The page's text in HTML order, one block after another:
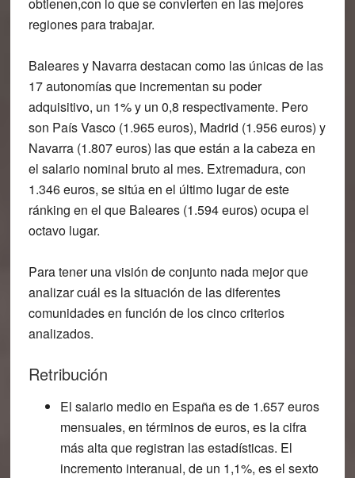
regiones para trabajar.
Baleares y Navarra destacan como las únicas de las
17 autonomías que incrementan su poder
adquisitivo, un 1% y un 0,8 respectivamente. Pero
son País Vasco (1.965 euros), Madrid (1.956 euros) y
Navarra (1.807 euros) las que están a la cabeza en
el salario nominal bruto al mes. Extremadura, con
1.346 euros, se sitúa en el último lugar de este
ránking en el que Baleares (1.594 euros) ocupa el
octavo lugar.
Para tener una visión de conjunto nada mejor que
analizar cuál es la situación de las diferentes
comunidades en función de los cinco criterios
analizados.
Retribución
El salario medio en España es de 1.657 euros
mensuales, en términos de euros, es la cifra
más alta que registran las estadísticas. El
incremento interanual, de un 1,1%, es el sexto